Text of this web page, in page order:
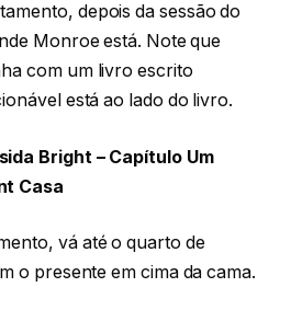
depois da sessão do
Monroe está. Note que
com um livro escrito
está ao lado do livro.
Bright – Capítulo Um
Casa
vá até o quarto de
o presente em cima da cama.